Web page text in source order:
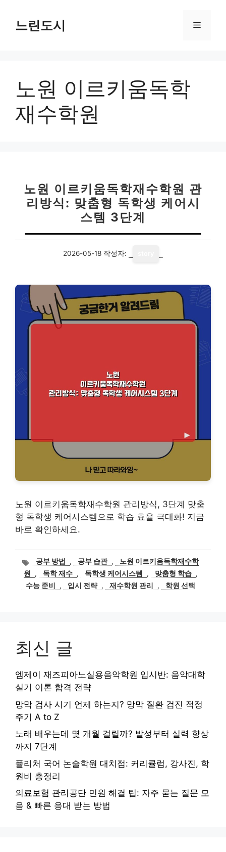
느린도시 메
노원 이르키움독학
재수학원
노원 이르키움독학재수학원 관
리방식: 맞춤형 독학생 케어시
스템 3단계
2026-05-18 작성자:
노원 이르키움독학재수학원 관리방식, 3단계 맞춤
형 독학생 케어시스템으로 학습 효율 극대화! 지금
바로 확인하세요.
태공부 방법 , 공부 습관 ,
노원 이르키움독학재수학
원
, 독학 재수 , 독학생 케어시스템 , 맞춤형 학습 ,
수능 준비
, 입시 전략 , 재수학원 관리 , 학원 선택
최신 글
엠제이 재즈피아노실용음악학원 입시반: 음악대학
실기 이론 합격 전략
망막 검사 시기 언제 하는지? 망막 질환 검진 적정
주기 A to Z
노래 배우는데 몇 개월 걸릴까? 발성부터 실력 향상
까지 7단계
퓰리처 국어 논술학원 대치점: 커리큘럼, 강사진, 학
원비 총정리
의료보험 관리공단 민원 해결 팁: 자주 묻는 질문 모
음 & 빠른 응대 받는 방법